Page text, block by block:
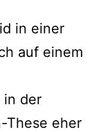
in einer
auf einem
in der
These eher